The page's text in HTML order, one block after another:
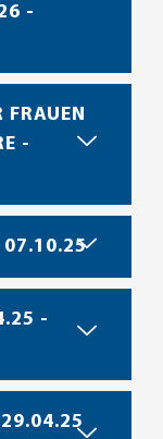
-
-
07.10.25
-
29.04.25